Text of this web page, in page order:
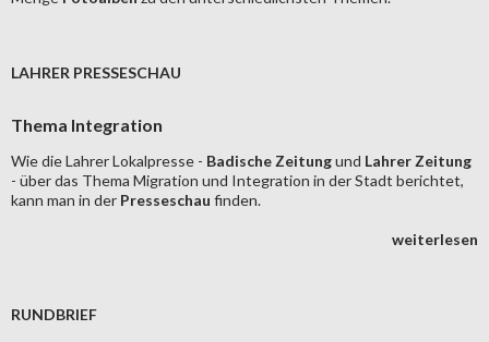
LAHRER PRESSESCHAU
Thema Integration
Wie die Lahrer Lokalpresse - Badische Zeitungund Lahrer Zeitung
- über das Thema Migration und Integration in der Stadt berichtet,
kann man in der Presseschau finden.
weiterlesen
RUNDBRIEF